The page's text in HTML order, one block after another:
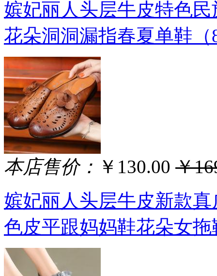
嫔妃丽人头层牛皮特色
花朵洞洞漏指春夏单鞋（
本店售价： ￥130.00 ￥
嫔妃丽人头层牛皮新款
色皮平跟妈妈鞋花朵女拖